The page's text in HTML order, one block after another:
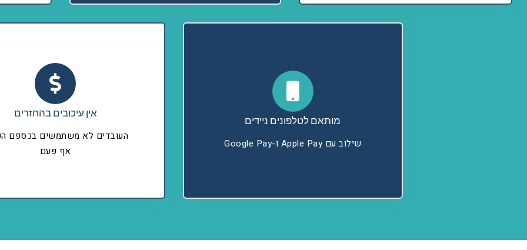
מותאם לטלפונים ניידים
שילוב עם Apple Pay ו-Google Pay
אין עיכובים בהחזרים
העובדים לא משתמשים בכספם
אף פעם